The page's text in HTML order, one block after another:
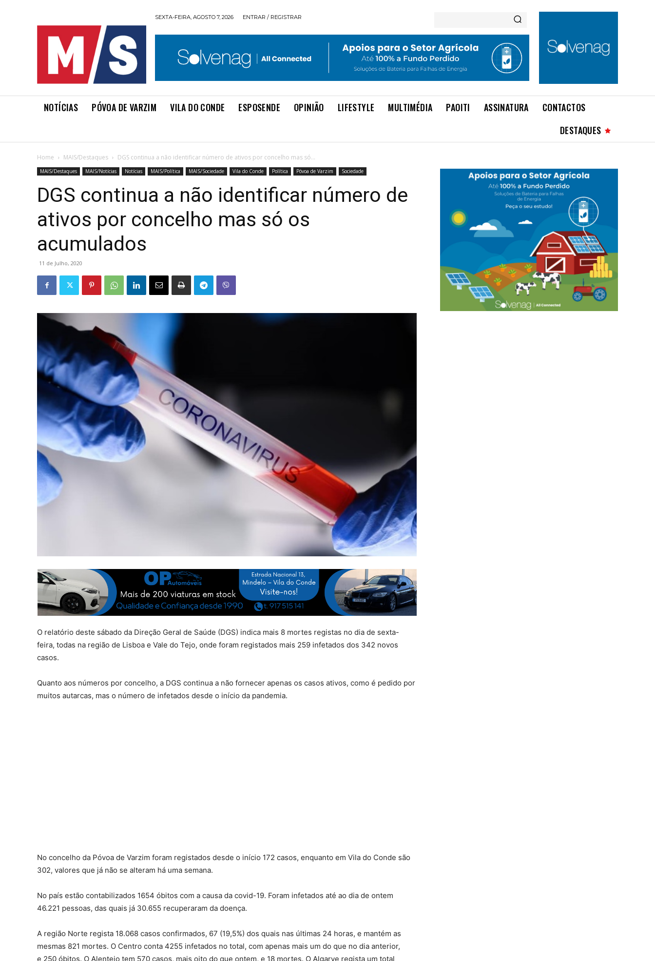
SEXTA-FEIRA, AGOSTO 7, 2026 ENTRAR / REGISTRAR
NOTÍCIAS PÓVOA DE VARZIM VILA DO CONDE ESPOSENDE OPINIÃO LIFESTYLE MULTIMÉDIA PAOITI ASSINATURA
CONTACTOS
DESTAQUES
Home MAIS/Destaques DGS continua a não identificar número de ativos por concelho mas só...
MAIS/Destaques MAIS/Notícias Notícias MAIS/Política MAIS/Sociedade Vila do Conde Política Póvoa de Varzim Sociedade
DGS continua a não identificar número de
ativos por concelho mas só os
acumulados
11 de Julho, 2020
O relatório deste sábado da Direção Geral de Saúde (DGS) indica mais 8 mortes registas no dia de sexta-
feira, todas na região de Lisboa e Vale do Tejo, onde foram registados mais 259 infetados dos 342 novos
casos.
Quanto aos números por concelho, a DGS continua a não fornecer apenas os casos ativos, como é pedido por
muitos autarcas, mas o número de infetados desde o início da pandemia.
No concelho da Póvoa de Varzim foram registados desde o início 172 casos, enquanto em Vila do Conde são
302, valores que já não se alteram há uma semana.
No país estão contabilizados 1654 óbitos com a causa da covid-19. Foram infetados até ao dia de ontem
46.221 pessoas, das quais já 30.655 recuperaram da doença.
A região Norte regista 18.068 casos confirmados, 67 (19,5%) dos quais nas últimas 24 horas, e mantém as
mesmas 821 mortes. O Centro conta 4255 infetados no total, com apenas mais um do que no dia anterior,
e 250 óbitos. O Alentejo tem 570 casos, mais oito do que ontem, e 18 mortes. O Algarve regista um total